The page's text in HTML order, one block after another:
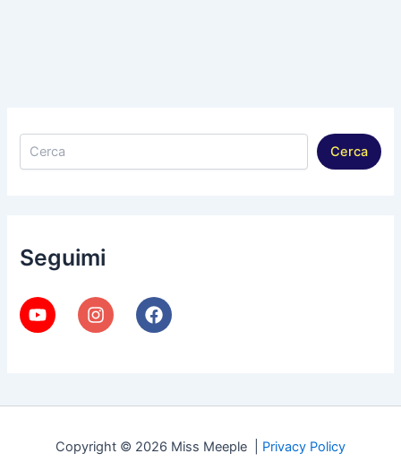
Cerca
Cerca
Seguimi
Copyright © 2026 Miss Meeple | Privacy Policy